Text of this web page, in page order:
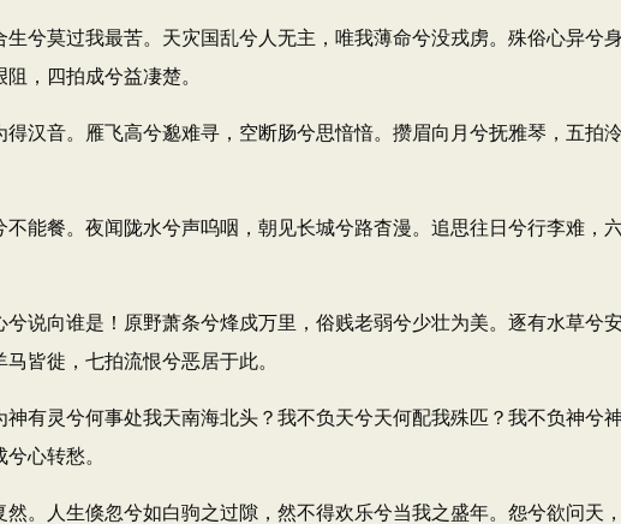
莫过我最苦。天灾国乱兮人无主，唯我薄命兮没戎虏。殊俗心异兮
，四拍成兮益凄楚。
音。雁飞高兮邈难寻，空断肠兮思愔愔。攒眉向月兮抚雅琴，五拍
餐。夜闻陇水兮声呜咽，朝见长城兮路杳漫。追思往日兮行李难，
向谁是！原野萧条兮烽戍万里，俗贱老弱兮少壮为美。逐有水草兮安
皆徙，七拍流恨兮恶居于此。
灵兮何事处我天南海北头？我不负天兮天何配我殊匹？我不负神兮
心转愁。
人生倏忽兮如白驹之过隙，然不得欢乐兮当我之盛年。怨兮欲问天